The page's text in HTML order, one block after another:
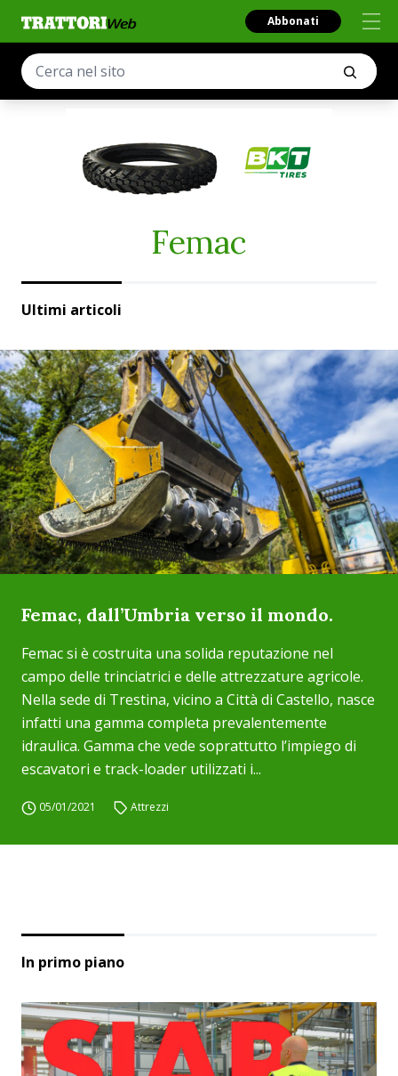
Abbonati
Femac
Ultimi articoli
Femac, dall’Umbria verso il mondo.
Femac si è costruita una solida reputazione nel
campo delle trinciatrici e delle attrezzature agricole.
Nella sede di Trestina, vicino a Città di Castello, nasce
infatti una gamma completa prevalentemente
idraulica. Gamma che vede soprattutto l’impiego di
escavatori e track-loader utilizzati i...
05/01/2021 Attrezzi
In primo piano